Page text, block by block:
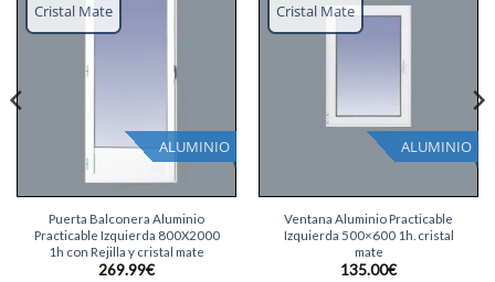
ALUMINIO
Cristal Mate
Puerta Balconera Aluminio
Practicable Izquierda 800X2000
1h con Rejilla y cristal mate
269.99€
ALUMINIO
Cristal Mate
Ventana Aluminio Practicable
Izquierda 500×600 1h. cristal
mate
135.00€